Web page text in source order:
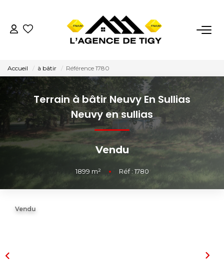
LOCATIONS
ESTIMATION
NOTRE AGENCE
Nous Contacter
Nos Témoignages
Accueil à bâtir Référence 1780
Terrain à bâtir Neuvy En Sullias
Neuvy en sullias
Vendu
1899 m² • Réf : 1780
Vendu